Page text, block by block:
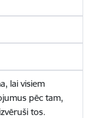
lai visiem
pēc tam,
tos.